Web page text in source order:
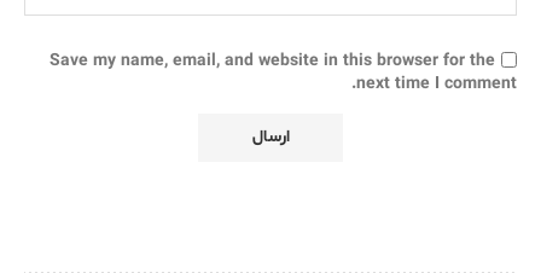
Save my name, email, and website in this browser for the
next time I comment.